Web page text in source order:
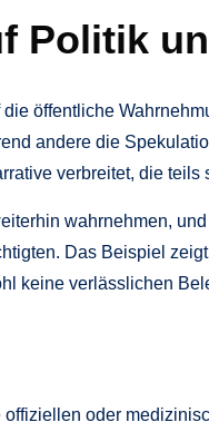
Politik
öffentliche
andere die
verbreitet, die
wahrnehmen,
Das Beispiel
keine verlässlichen
oder